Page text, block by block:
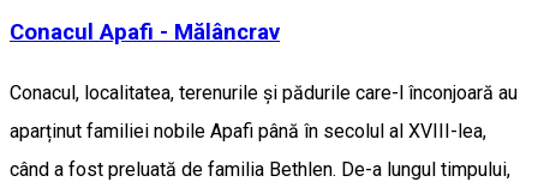
Conacul Apafi - Mălâncrav
Conacul, localitatea, terenurile și pădurile care-l înconjoară au
aparținut familiei nobile Apafi până în secolul al XVIII-lea,
când a fost preluată de familia Bethlen. De-a lungul timpului,